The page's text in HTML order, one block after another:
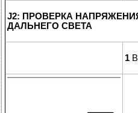
J2: ПРОВЕРКА
ДАЛЬНЕГО СВЕТА
1